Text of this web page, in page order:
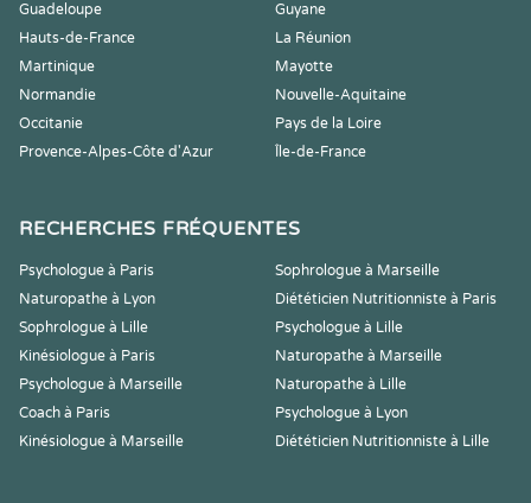
Guadeloupe
Guyane
Hauts-de-France
La Réunion
Martinique
Mayotte
Normandie
Nouvelle-Aquitaine
Occitanie
Pays de la Loire
Provence-Alpes-Côte d'Azur
Île-de-France
RECHERCHES FRÉQUENTES
Psychologue à Paris
Sophrologue à Marseille
Naturopathe à Lyon
Diététicien Nutritionniste à Paris
Sophrologue à Lille
Psychologue à Lille
Kinésiologue à Paris
Naturopathe à Marseille
Psychologue à Marseille
Naturopathe à Lille
Coach à Paris
Psychologue à Lyon
Kinésiologue à Marseille
Diététicien Nutritionniste à Lille